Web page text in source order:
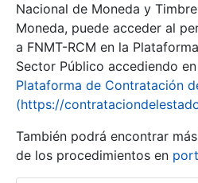
Nacional de Moneda y
Moneda, puede acceder al
a FNMT-RCM en la
Sector Público accediendo
Plataforma de Contratación
(https://
También podrá encontrar
de los procedimientos en